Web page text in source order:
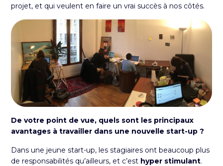
projet, et qui veulent en faire un vrai succès à nos côtés.
De votre point de vue, quels sont les principaux
avantages à travailler dans une nouvelle start-up ?
Dans une jeune start-up, les stagiaires ont beaucoup plus
de responsabilités qu’ailleurs, et c’est hyper stimulant.